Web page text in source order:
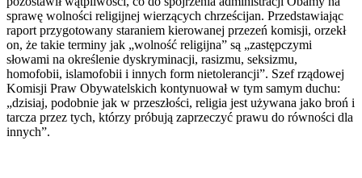
sprawę wolności religijnej wierzących chrześcijan. Przedstawiając
raport przygotowany staraniem kierowanej przezeń komisji, orzekł
on, że takie terminy jak „wolność religijna” są „zastępczymi
słowami na określenie dyskryminacji, rasizmu, seksizmu,
homofobii, islamofobii i innych form nietolerancji”. Szef rządowej
Komisji Praw Obywatelskich kontynuował w tym samym duchu:
„dzisiaj, podobnie jak w przeszłości, religia jest używana jako broń i
tarcza przez tych, którzy próbują zaprzeczyć prawu do równości dla
innych”.